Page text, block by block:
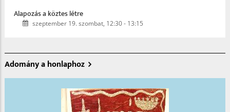
Alapozás a köztes létre
szeptember 19. szombat, 12:30- 13:15
Adomány a honlaphoz